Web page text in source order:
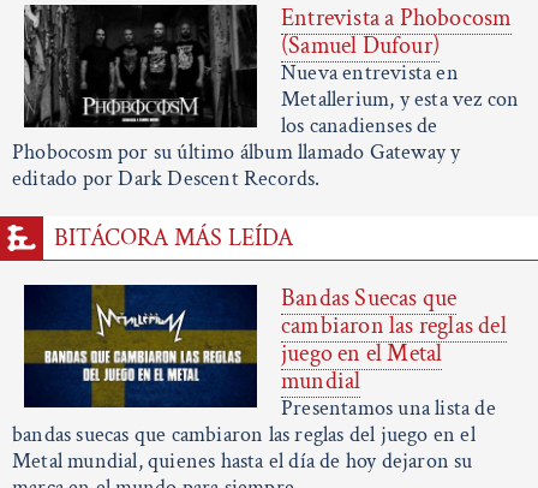
Entrevista a Phobocosm
(Samuel Dufour)
Nueva entrevista en
Metallerium, y esta vez con
los canadienses de
Phobocosm por su último álbum llamado Gateway y
editado por Dark Descent Records.
BITÁCORA MÁS LEÍDA
Bandas Suecas que
cambiaron las reglas del
juego en el Metal
mundial
Presentamos una lista de
bandas suecas que cambiaron las reglas del juego en el
Metal mundial, quienes hasta el día de hoy dejaron su